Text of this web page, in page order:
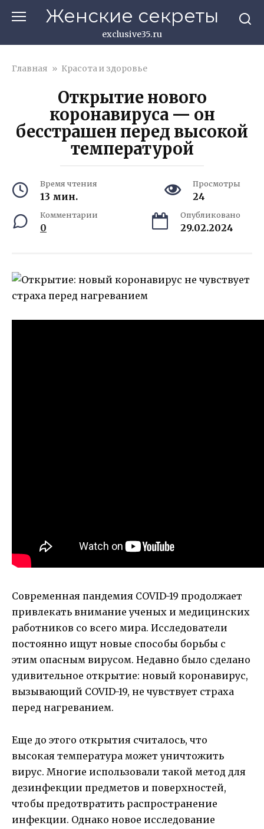
Женские секреты
exclusive35.ru
Главная » Красота и здоровье
Открытие нового
коронавируса — он
бесстрашен перед высокой
температурой
Время чтения
13 мин.
Просмотры
24
Комментарии
0
Опубликовано
29.02.2024
Современная пандемия COVID-19 продолжает
привлекать внимание ученых и медицинских
работников со всего мира. Исследователи
постоянно ищут новые способы борьбы с
этим опасным вирусом. Недавно было сделано
удивительное открытие: новый коронавирус,
вызывающий COVID-19, не чувствует страха
перед нагреванием.
Еще до этого открытия считалось, что
высокая температура может уничтожить
вирус. Многие использовали такой метод для
дезинфекции предметов и поверхностей,
чтобы предотвратить распространение
инфекции. Однако новое исследование